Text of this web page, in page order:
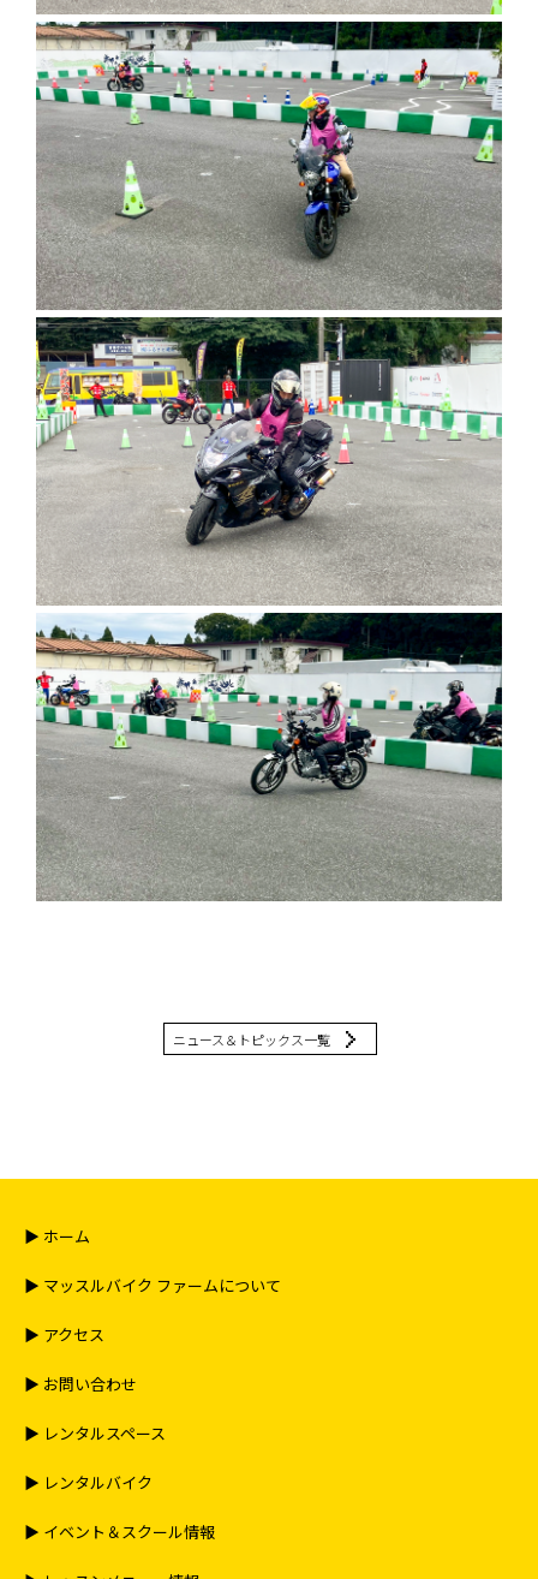
ニュース＆トピックス一覧
▶︎ ホーム
▶︎ マッスルバイク ファームについて
▶︎ アクセス
▶︎ お問い合わせ
▶︎ レンタルスペース
▶︎ レンタルバイク
▶︎ イベント＆スクール情報